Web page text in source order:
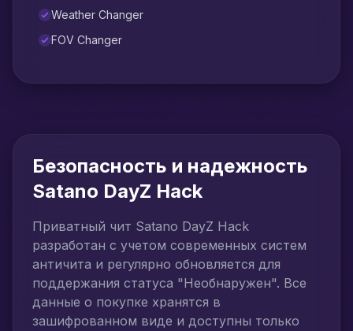
Weather Changer
FOV Changer
Безопасность и надежность
Satano DayZ Hack
Приватный чит Satano DayZ Hack
разработан с учетом современных систем
античита и регулярно обновляется для
поддержания статуса "Необнаружен". Все
данные о покупке хранятся в
зашифрованном виде и доступны только